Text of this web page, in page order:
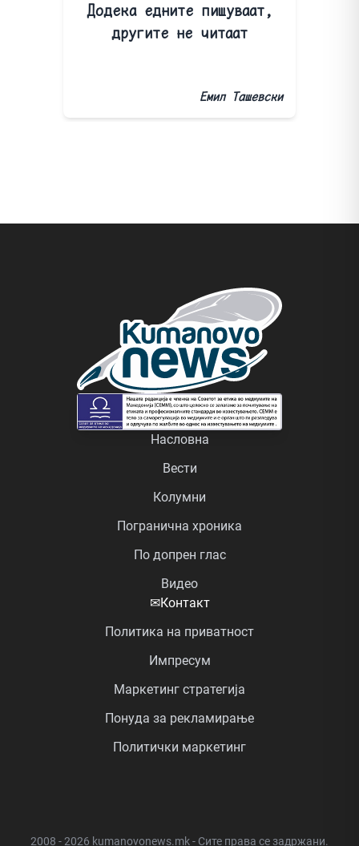
Додека едните пишуваат,
другите не читаат
Емил Ташевски
Насловна
Вести
Колумни
Погранична хроника
По допрен глас
Видео
✉Контакт
Политика на приватност
Импресум
Маркетинг стратегија
Понуда за рекламирање
Политички маркетинг
2008 - 2026 kumanovonews.mk - Сите права се задржани.